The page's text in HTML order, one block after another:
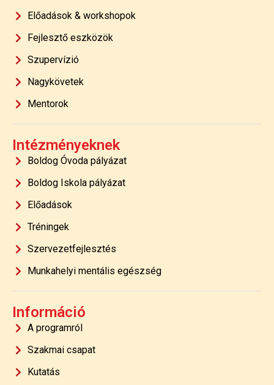
Előadások & workshopok
Fejlesztő eszközök
Szupervízió
Nagykövetek
Mentorok
Intézményeknek
Boldog Óvoda pályázat
Boldog Iskola pályázat
Előadások
Tréningek
Szervezetfejlesztés
Munkahelyi mentális egészség
Információ
A programról
Szakmai csapat
Kutatás